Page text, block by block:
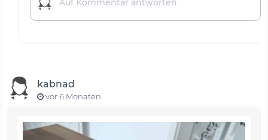
kabnad
vor 6 Monaten